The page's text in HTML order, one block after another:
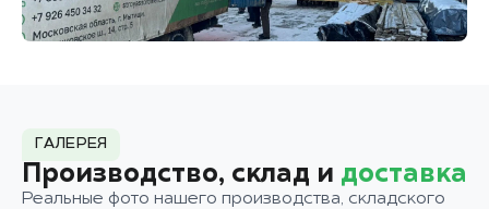
ГАЛЕРЕЯ
Производство, склад и доставка
Реальные фото нашего производства, складского